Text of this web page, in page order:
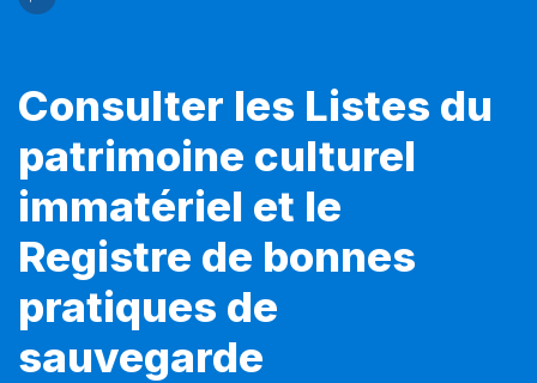
Consulter les Listes du
patrimoine culturel
immatériel et le
Registre de bonnes
pratiques de
sauvegarde